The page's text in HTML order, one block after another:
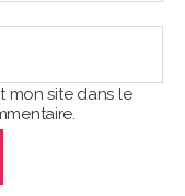
mon site dans le